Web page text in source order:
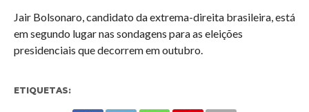
Jair Bolsonaro, candidato da extrema-direita brasileira, está
em segundo lugar nas sondagens para as eleições
presidenciais que decorrem em outubro.
ETIQUETAS: